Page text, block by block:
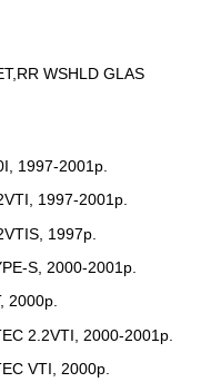
WSHLD GLAS
1997-2001р.
1997-2001р.
1997р.
S, 2000-2001р.
2000р.
2.2VTI, 2000-2001р.
VTI, 2000р.